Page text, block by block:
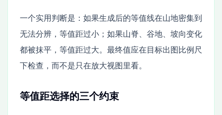
一个实用判断是：如果生成后的等值线在山地密集到
无法分辨，等值距过小；如果山脊、谷地、坡向变化
都被抹平，等值距过大。最终值应在目标出图比例尺
下检查，而不是只在放大视图里看。
等值距选择的三个约束